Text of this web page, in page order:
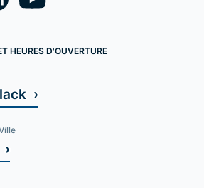
HEURES D'OUVERTURE
›